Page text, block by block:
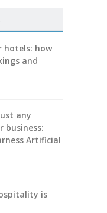
how
and
any
business:
Artificial
is